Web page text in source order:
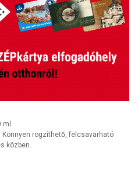
ml
Könnyen rögzíthető, felcsavarható
közben.